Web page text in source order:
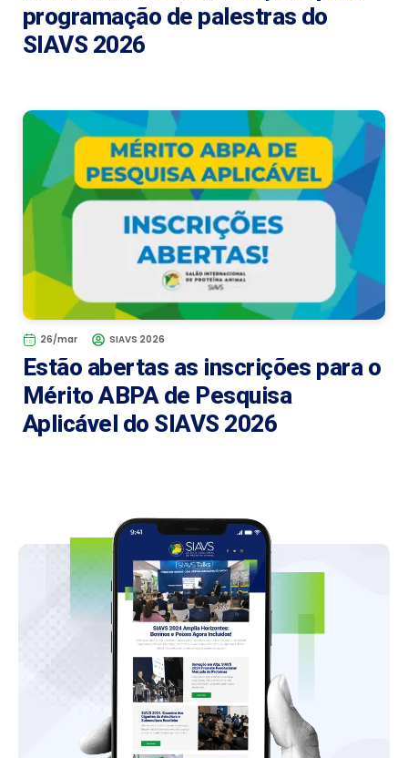
programação de palestras do
SIAVS 2026
26/mar SIAVS 2026
Estão abertas as inscrições para o
Mérito ABPA de Pesquisa
Aplicável do SIAVS 2026